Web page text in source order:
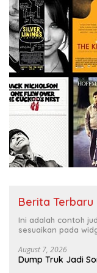
Berita Terbaru
Ini adalah contoh
sesuaikan pada
August 7, 2026
Dump Truk Jadi